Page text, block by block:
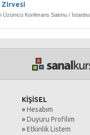
Zirvesi
Konferans Salonu / İstanbul
KİŞİSEL
»Hesabım
»Duyuru Profilim
»Etkinlik Listem